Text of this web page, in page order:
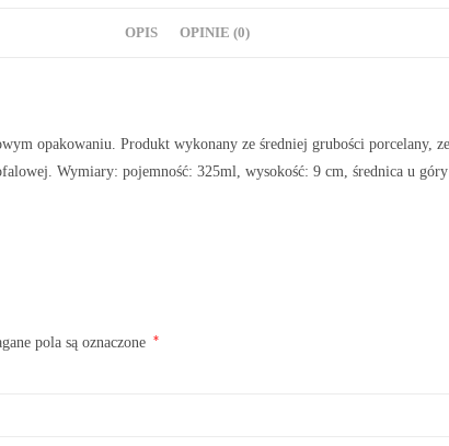
OPIS OPINIE (0)
opakowaniu. Produkt wykonany ze średniej grubości porcelany,
Wymiary: pojemność: 325ml, wysokość: 9 cm, średnica u
pola są oznaczone *